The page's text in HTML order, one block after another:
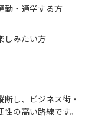
勤・通学する方
しみたい方
し、ビジネス街・
の高い路線です。